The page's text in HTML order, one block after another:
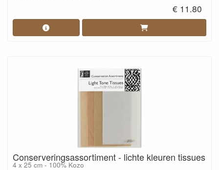
€ 11.80
Conserveringsassortiment - lichte kleuren tissues
4 x 25 cm - 100% Kozo